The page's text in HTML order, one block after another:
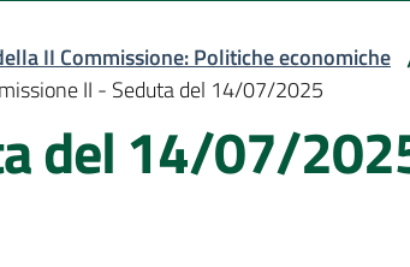
II Commissione: Politiche economiche
II - Seduta del 14/07/2025
del 14/07/